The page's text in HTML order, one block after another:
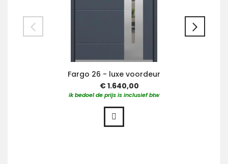
Fargo 26 - luxe voordeur
€ 1.640,00
ik bedoel de prijs is inclusief btw